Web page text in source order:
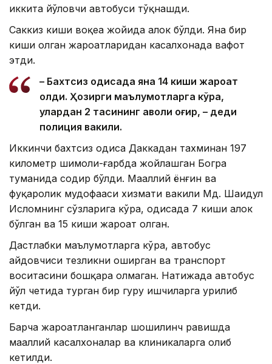
иккита йўловчи автобуси тўқнашди.
Саккиз киши воқеа жойида ҳалок бўлди. Яна бир
киши олган жароҳатларидан касалхонада вафот
этди.
– Бахтсиз ҳодисада яна 14 киши жароҳат
олди. Ҳозирги маълумотларга кўра,
улардан 2 тасининг аҳволи оғир, – деди
полиция вакили.
Иккинчи бахтсиз ҳодиса Даккадан тахминан 197
километр шимоли-ғарбда жойлашган Богра
туманида содир бўлди. Маҳаллий ёнғин ва
фуқаролик мудофааси хизмати вакили Мд. Шаҳидул
Исломнинг сўзларига кўра, ҳодисада 7 киши ҳалок
бўлган ва 15 киши жароҳат олган.
Дастлабки маълумотларга кўра, автобус
ҳайдовчиси тезликни оширган ва транспорт
воситасини бошқара олмаган. Натижада автобус
йўл четида турган бир гуруҳ ишчиларга урилиб
кетди.
Барча жароҳатланганлар шошилинч равишда
маҳаллий касалхоналар ва клиникаларга олиб
кетилди.